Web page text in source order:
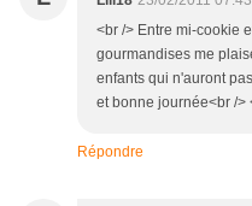
<br /> Entre mi-cookie
gourmandises me
enfants qui n'auront
et bonne journée<br />
Répondre